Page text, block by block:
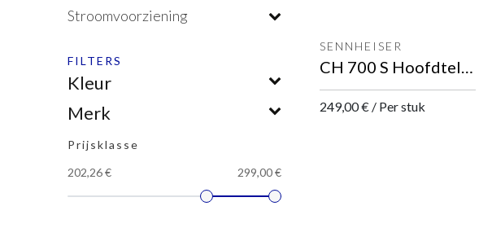
Stroomvoorziening
FILTERS
Kleur
Merk
Prijsklasse
202,26 €
299,00 €
SENNHEISER
CH 700 S Hoofdtelefoonkabel
249,00€ / Per stuk